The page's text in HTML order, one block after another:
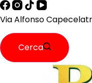
Via Alfonso
Cerca